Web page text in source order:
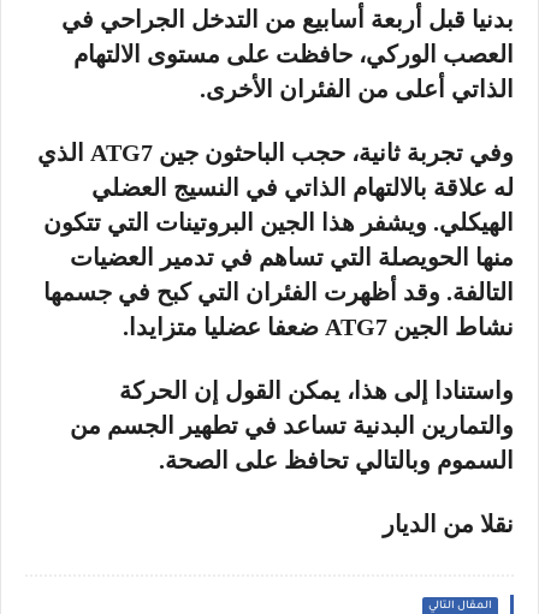
بدنيا قبل أربعة أسابيع من التدخل الجراحي في
العصب الوركي، حافظت على مستوى الالتهام
الذاتي أعلى من الفئران الأخرى.
وفي تجربة ثانية، حجب الباحثون جين ATG7 الذي
له علاقة بالالتهام الذاتي في النسيج العضلي
الهيكلي. ويشفر هذا الجين البروتينات التي تتكون
منها الحويصلة التي تساهم في تدمير العضيات
التالفة. وقد أظهرت الفئران التي كبح في جسمها
نشاط الجين ATG7 ضعفا عضليا متزايدا.
واستنادا إلى هذا، يمكن القول إن الحركة
والتمارين البدنية تساعد في تطهير الجسم من
السموم وبالتالي تحافظ على الصحة.
نقلا من الديار
المقال التالي